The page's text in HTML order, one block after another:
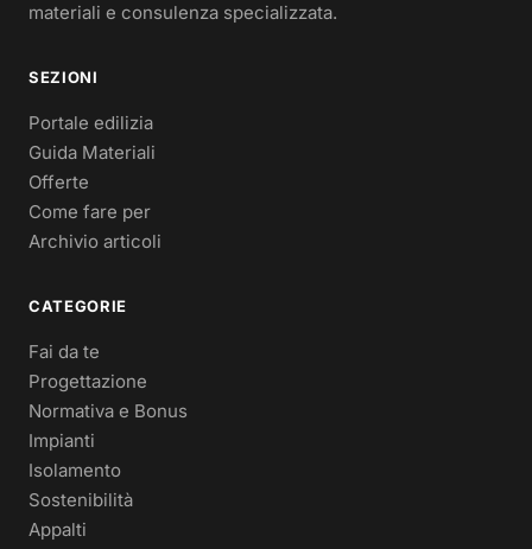
materiali e consulenza specializzata.
SEZIONI
Portale edilizia
Guida Materiali
Offerte
Come fare per
Archivio articoli
CATEGORIE
Fai da te
Progettazione
Normativa e Bonus
Impianti
Isolamento
Sostenibilità
Appalti